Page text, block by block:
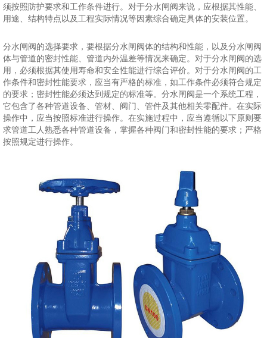
须按照防护要求和工作条件进行。对于分水闸阀来说，应根据其性能、
用途、结构特点以及工程实际情况等因素综合确定具体的安装位置。
分水闸阀的选择要求，要根据分水闸阀体的结构和性能，以及分水闸阀
体与管道的密封性能、管道内外温差等情况来确定。对于分水闸阀的选
用，必须根据其使用寿命和安全性能进行综合评价。对于分水闸阀的工
作条件和密封性能要求，应当有严格的标准，如工作条件必须符合规定
的要求；密封性能必须达到规定的标准等。分水闸阀是一个系统工程，
它包含了各种管道设备、管材、阀门、管件及其他相关零配件。在实际
操作中，应当按照标准进行操作。在实施过程中，应当遵循以下原则要
求管道工人熟悉各种管道设备，掌握各种阀门和密封性能的要求；严格
按照规定进行操作。